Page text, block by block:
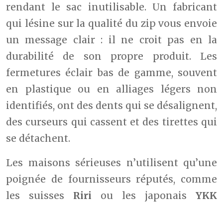
rendant le sac inutilisable. Un fabricant
qui lésine sur la qualité du zip vous envoie
un message clair : il ne croit pas en la
durabilité de son propre produit. Les
fermetures éclair bas de gamme, souvent
en plastique ou en alliages légers non
identifiés, ont des dents qui se désalignent,
des curseurs qui cassent et des tirettes qui
se détachent.
Les maisons sérieuses n’utilisent qu’une
poignée de fournisseurs réputés, comme
les suisses Riri ou les japonais YKK